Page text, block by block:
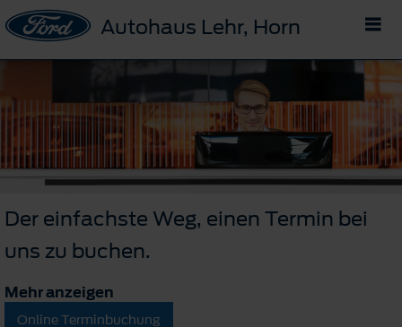
Autohaus Lehr, Horn
Der einfachste Weg, einen Termin bei
uns zu buchen.
Mehr anzeigen
Online Terminbuchung